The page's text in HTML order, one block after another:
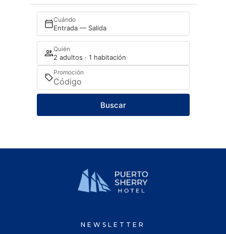
Cuándo
Entrada — Salida
Quién
2 adultos · 1 habitación
Promoción
Buscar
NEWSLETTER